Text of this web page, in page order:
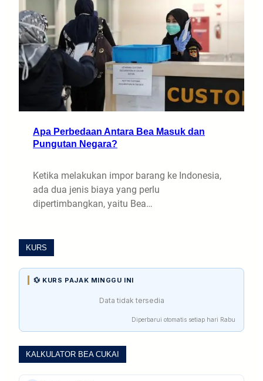
Apa Perbedaan Antara Bea Masuk dan
Pungutan Negara?
Ketika melakukan impor barang ke Indonesia,
ada dua jenis biaya yang perlu
dipertimbangkan, yaitu Bea…
KURS
💱 KURS PAJAK MINGGU INI
Data tidak tersedia
Diperbarui otomatis setiap hari Rabu
KALKULATOR BEA CUKAI